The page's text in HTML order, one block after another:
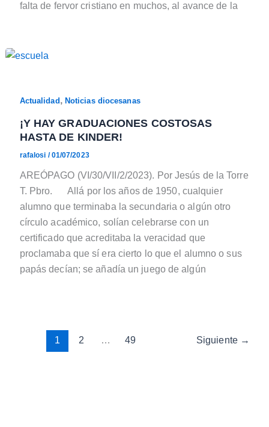
falta de fervor cristiano en muchos, al avance de la
Actualidad , Noticias diocesanas
¡Y HAY GRADUACIONES COSTOSAS
HASTA DE KINDER!
rafalosi /01/07/2023
AREÓPAGO (VI/30/VII/2/2023). Por Jesús de la Torre
T. Pbro. Allá por los años de 1950, cualquier
alumno que terminaba la secundaria o algún otro
círculo académico, solían celebrarse con un
certificado que acreditaba la veracidad que
proclamaba que sí era cierto lo que el alumno o sus
papás decían; se añadía un juego de algún
1 2 … 49 Siguiente →